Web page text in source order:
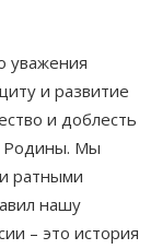
уважения
и развитие
и доблесть
Родины. Мы
ратными
нашу
– это история